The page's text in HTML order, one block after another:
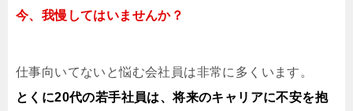
今、我慢してはいませんか？
仕事向いてないと悩む会社員は非常に多くいます。
とくに20代の若手社員は、将来のキャリアに不安を抱